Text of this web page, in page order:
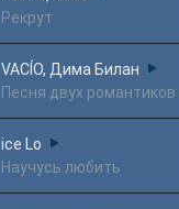
Рекрут
VACÍO, Дима Билан
Песня двух романтиков
ice Lo
Научусь любить